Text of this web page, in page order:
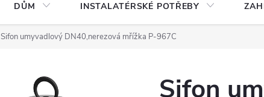
DŮM INSTALATÉRSKÉ POTŘEBY
Sifon umyvadlový DN40,nerezová mřížka P-967C
Sifon